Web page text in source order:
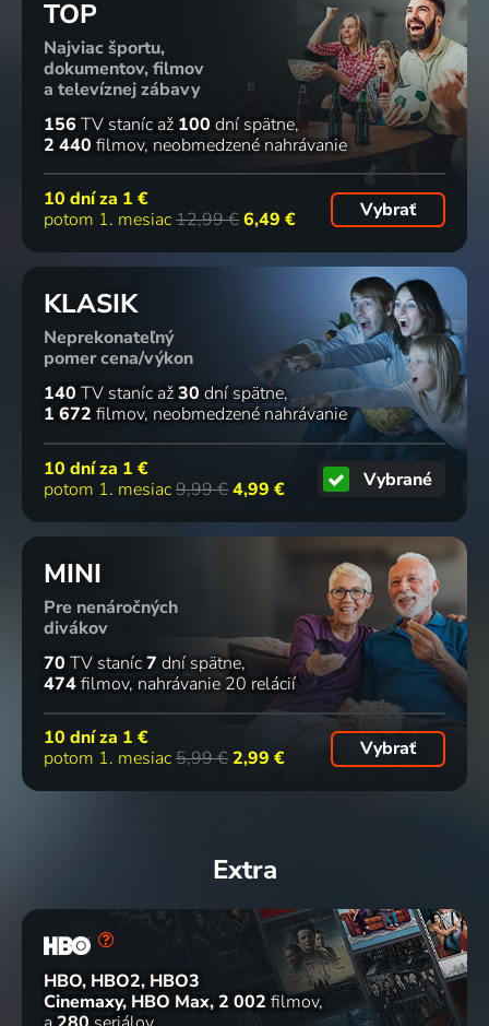
TOP
Najviac športu,
dokumentov, filmov
a televíznej zábavy
156 TV staníc až 100 dní spätne
2 440 filmov neobmedzené nahrávanie
10 dní za 1 €
potom 1. mesiac12,99 €6,49 € Vybrať
KLASIK
Neprekonateľný
pomer cena/výkon
140 TV staníc až30 dní spätne
1 672 filmov neobmedzené nahrávanie
10 dní za 1 €
potom 1. mesiac9,99 €4,99 € Vybrané
MINI
Pre nenáročných
divákov
70 TV staníc7 dní spätne
474filmov nahrávanie 20 relácií
10 dní za 1 €
potom 1. mesiac5,99 € 2,99 € Vybrať
Extra
HBO, HBO2, HBO3
Cinemaxy, HBO Max 2 002 filmov